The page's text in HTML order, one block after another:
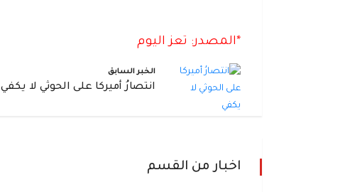
*المصدر: تعز اليوم
الخبر السابق
انتصارُ أميركا على الحوثي لا يكفي
اخبار من القسم